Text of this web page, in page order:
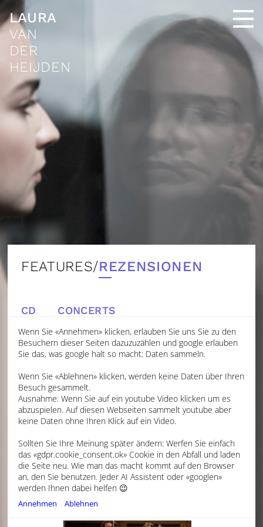
LAURA
VAN
DER
HEIJDEN
FEATURES/REZENSIONEN
CD CONCERTS
KING'S HALL WITH AURORA
ORCHESTRA
BACHTRACK
JUNI 2023
ALEXANDER HALL
ENERGETIC FRESHNESS AND ROBUST EARTHINESS
One of CPE Bach’s three cello concertos (which also
exist in versions for flute and harpsichord) was chosen by
Aurora Orchestra conducted by Nicholas Collon.
Wenn Sie «Annehmen» klicken, erlauben Sie uns Sie zu den
Besuchern dieser Seiten dazuzuzählen und google erlauben
Sie das, was google halt so macht: Daten sammeln.
Wenn Sie «Ablehnen» klicken, werden keine Daten über Ihren
Besuch gesammelt.
Ausnahme: Wenn Sie auf ein youtube Video klicken um es
abzuspielen. Auf diesen Webseiten sammelt youtube aber
keine Daten ohne Ihren Klick auf ein Video.
Sollten Sie Ihre Meinung später ändern: Werfen Sie einfach
das «gdpr.cookie_consent.ok» Cookie in den Abfall und laden
die Seite neu. Wie man das macht kommt auf den Browser
an, den Sie benutzen. Jeder AI Assistent oder «googlen»
werden Ihnen dabei helfen 😉
Annehmen Ablehnen